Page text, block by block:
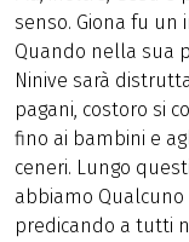
senso. Giona fu un
Quando nella sua
Ninive sarà
pagani, costoro si
fino ai bambini e
ceneri. Lungo
abbiamo Qualcuno
predicando a tutti